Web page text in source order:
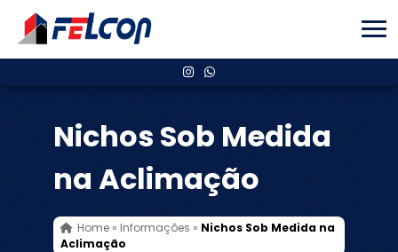
Nichos Sob Medida
na Aclimação
Home» Informações » Nichos Sob Medida na
Aclimação